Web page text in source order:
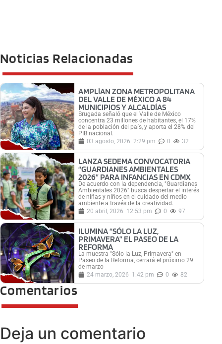
Noticias Relacionadas
AMPLÍAN ZONA METROPOLITANA
DEL VALLE DE MÉXICO A 84
MUNICIPIOS Y ALCALDÍAS
Brugada señaló que el Valle de México
concentra 23 millones de habitantes, el 17%
de la población del país, y aporta el 28% del
PIB nacional.
03 agosto, 2026 2:29 pm 0 32
LANZA SEDEMA CONVOCATORIA
“GUARDIANES AMBIENTALES
2026” PARA INFANCIAS EN CDMX
De acuerdo con la dependencia, "Guardianes
Ambientales 2026" busca despertar el interés
de niñas y niños en el cuidado del medio
ambiente a través de la creatividad.
20 abril, 2026 12:53 pm 0 97
ILUMINA “SÓLO LA LUZ,
PRIMAVERA” EL PASEO DE LA
REFORMA
La muestra "Sólo la Luz, Primavera" en
Paseo de la Reforma, cerrará el próximo 29
de marzo
24 marzo, 2026 1:42 pm 0 82
Comentarios
Deja un comentario